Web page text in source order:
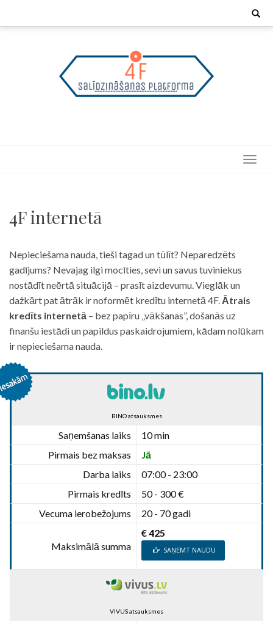
Search
4F internetā
Nepieciešama nauda, tieši tagad un tūlīt? Neparedzēts
gadījums? Nevajag ilgi mocīties, sevi un savus tuviniekus
nostādīt neērtā situācijā – prasīt aizdevumu. Vieglāk un
dažkārt pat ātrāk ir noformēt kredītu internetā 4F. Ātrais
kredīts internetā – bez papīru „vākšanas”, došanās uz
finanšu iestādi un papildus paskaidrojumiem, kādam nolūkam
ir nepieciešama nauda.
BINO atsauksmes
Saņemšanas laiks
10 min
Pirmais bez maksas
Jā
Darba laiks
07:00 - 23:00
Pirmais kredīts
50 - 300 €
Vecuma ierobežojums
20 - 70 gadi
Maksimālā summa
€ 425
SAŅEMT NAUDU
VIVUS atsauksmes